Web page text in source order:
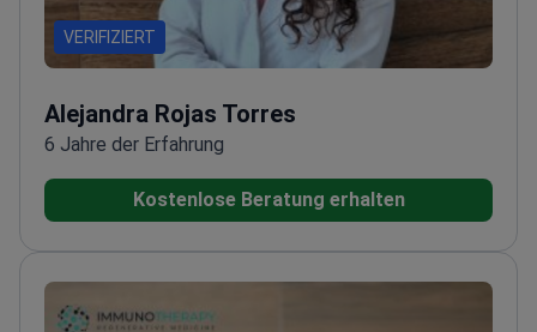
VERIFIZIERT
Alejandra Rojas Torres
6 Jahre der Erfahrung
Kostenlose Beratung erhalten